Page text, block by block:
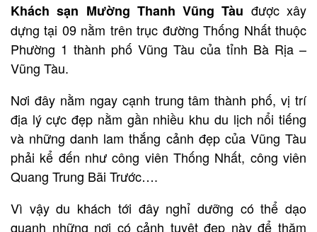
Khách sạn Mường Thanh Vũng Tàu được xây
dựng tại 09 nằm trên trục đường Thống Nhất thuộc
Phường 1 thành phố Vũng Tàu của tỉnh Bà Rịa –
Vũng Tàu.
Nơi đây nằm ngay cạnh trung tâm thành phố, vị trí
địa lý cực đẹp nằm gần nhiều khu du lịch nổi tiếng
và những danh lam thắng cảnh đẹp của Vũng Tàu
phải kể đến như công viên Thống Nhất, công viên
Quang Trung Bãi Trước….
Vì vậy du khách tới đây nghỉ dưỡng có thể dạo
quanh những nơi có cảnh tuyệt đẹp này để thăm